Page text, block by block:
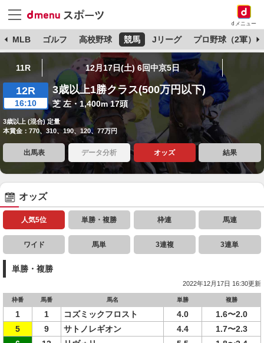
dメニュー
MLB ゴルフ 高校野球 競馬 Jリーグ プロ野球（2軍）
11R 12月17日(土) 6回中京5日
12R
16:10
3歳以上1勝クラス(500万円以下)
芝 左・1,400m 17頭
3歳以上 (混合) 定量
本賞金：770、310、190、120、77万円
出馬表 データ分析 オッズ 結果
オッズ
人気5位 単勝・複勝 枠連 馬連
ワイド 馬単 3連複 3連単
単勝・複勝
2022年12月17日 16:30更新
枠番 馬番 馬名 単勝 複勝
1 1 コズミックフロスト 4.0
1.6〜2.0
5
9 サトノレギオン 4.4
1.7〜2.3